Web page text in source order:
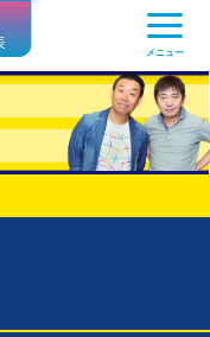
メニュー